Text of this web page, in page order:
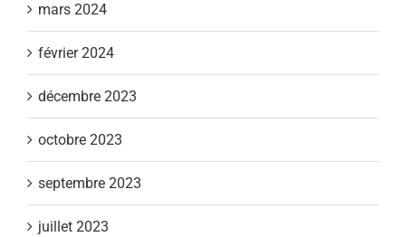
mars 2024
février 2024
décembre 2023
octobre 2023
septembre 2023
juillet 2023